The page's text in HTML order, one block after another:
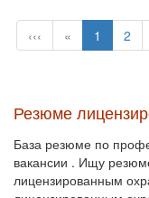
‹‹‹ « 1 2
Резюме
База резюме по
вакансии . Ищу
лицензированным